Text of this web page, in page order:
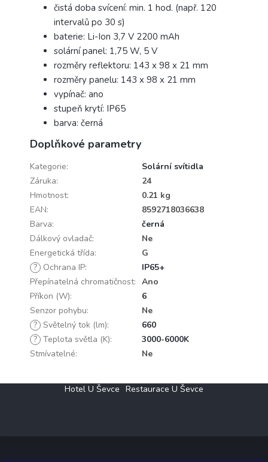
čistá doba svícení: min. 1 hod. (např. 120
intervalů po 30 s)
baterie: Li-Ion 3,7 V 2200 mAh
solární panel: 1,75 W, 5 V
rozměry reflektoru: 143 x 98 x 21 mm
rozměry panelu: 143 x 98 x 21 mm
vypínač: ano
stupeň krytí: IP65
barva: černá
Doplňkové parametry
Kategorie:
Solární svítidla
Záruka:
24
Hmotnost:
0.21 kg
EAN:
8592718036638
Barva:
černá
Dálkový ovladač:
Ne
Energetická třída:
G
? Ochrana IP:
IP65+
Přepínatelná chromatičnost: Ano
Příkon (W):
6
Senzor pohybu:
Ne
? Světelný tok (lm):
660
? Teplota světla (K):
3000-6000K
Stmívatelné: Ne
Hotel U Ševce Restaurace U Ševce